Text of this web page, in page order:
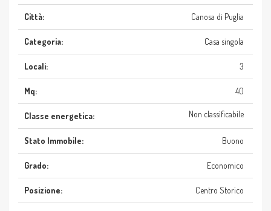
Città: Canosa di Puglia
Categoria: Casa singola
Locali: 3
Mq: 40
Classe energetica: Non classificabile
Stato Immobile: Buono
Grado: Economico
Posizione: Centro Storico